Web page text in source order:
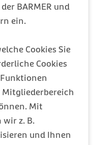
BARMER und
ein.
Cookies Sie
Cookies
Mitgliederbereich
Mit
wir z. B.
und Ihnen
entzündet der
auf mehrere
vorliegt,
und